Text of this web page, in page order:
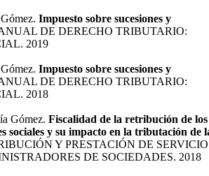
Impuesto sobre sucesiones y
DE DERECHO TRIBUTARIO:
2019
Impuesto sobre sucesiones y
DE DERECHO TRIBUTARIO:
2018
Gómez. Fiscalidad de la retribución de los
sociales y su impacto en la tributación de
Y PRESTACIÓN DE
DE SOCIEDADES. 2018